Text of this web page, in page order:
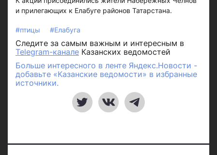
и прилегающих к Елабуге районов Татарстана.
#птицы #Елабуга
Следите за самым важным и интересным в
Telegram-канале Казанских ведомостей
Больше интересного в ленте Яндекс.Новости -
добавьте «Казанские ведомости» в избранные
источники.